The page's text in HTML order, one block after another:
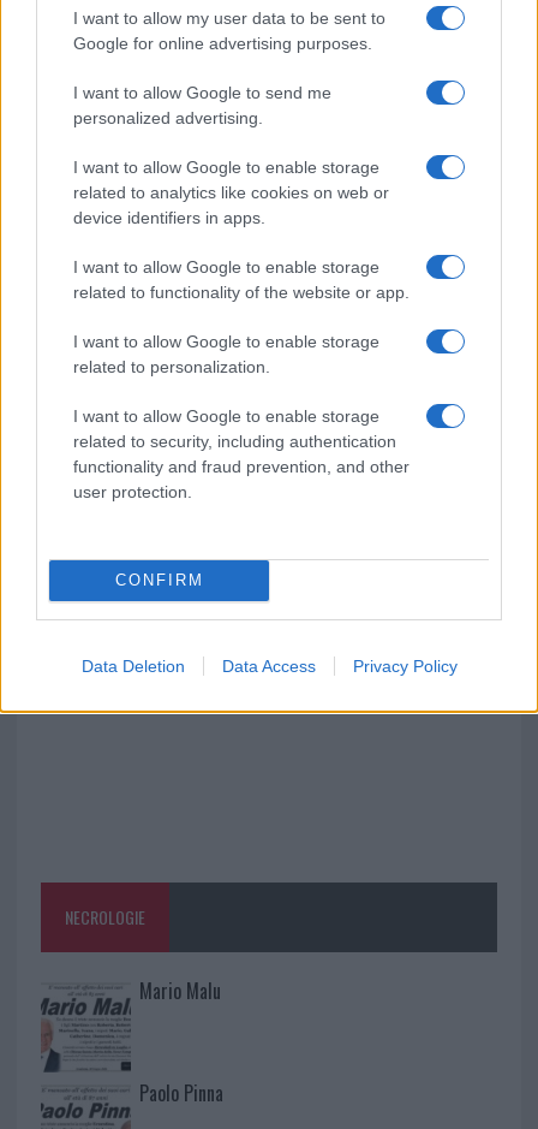
I want to allow my user data to be sent to
Google for online advertising purposes.
I want to allow Google to send me
personalized advertising.
I want to allow Google to enable storage
related to analytics like cookies on web or
device identifiers in apps.
I want to allow Google to enable storage
related to functionality of the website or app.
I want to allow Google to enable storage
related to personalization.
I want to allow Google to enable storage
related to security, including authentication
functionality and fraud prevention, and other
user protection.
CONFIRM
Data Deletion Data Access Privacy Policy
Delta Center
Meteo Olbia 9 agosto, temperature in calo
Salmo finisce in ospedale a Catania, ma il tour
va avanti: “Sicilia, ci sono”
Jovanotti, Gabry Ponte e Alfa: Olbia ombelico del
mondo per una notte
Giorgia Meloni a La Maddalena, la vicesindaco:
Incendio nella notte a Olbia, a fuoco due furgoni
NECROLOGIE
Mario Malu
Paolo Pinna